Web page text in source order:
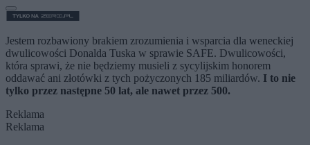
Jestem rozbawiony brakiem zrozumienia i wsparcia dla weneckiej
dwulicowości Donalda Tuska w sprawie SAFE. Dwulicowości,
która sprawi, że nie będziemy musieli z sycylijskim honorem
oddawać ani złotówki z tych pożyczonych 185 miliardów. I to nie
tylko przez następne 50 lat, ale nawet przez 500.
Reklama
Reklama